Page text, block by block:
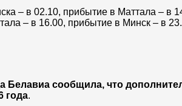
– в 02.10, прибытие в Маттала – в
– в 16.00, прибытие в Минск – в
Белавиа сообщила, что
года.